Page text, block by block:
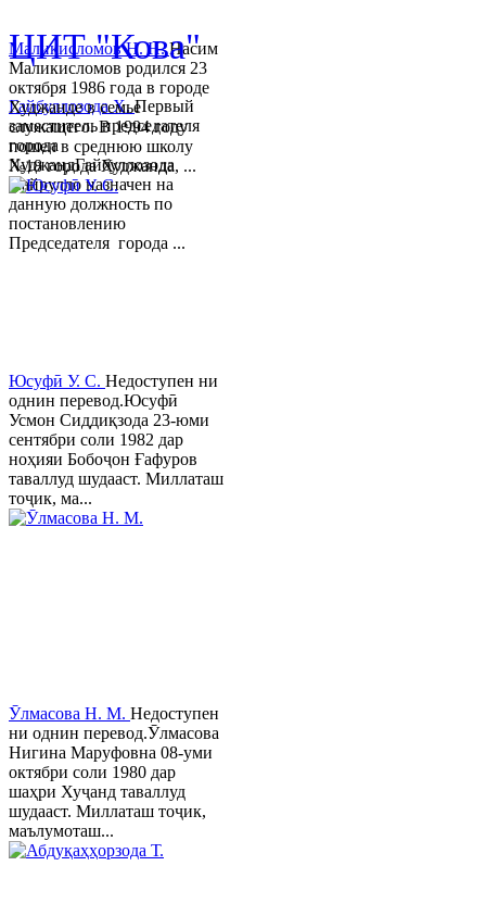
Гайбуллозода Х.Первый
заместитель председателя
города
ХуджандГайбуллозода
Хайрулло назначен на
данную должность по
постановлению
Председателя города ...
Маликисломов Н. Н.Насим
Маликисломов родился 23
октября 1986 года в городе
Худжанде в семье
служащего. В 1994 году
пошел в среднюю школу
№18 города Худжанда, ...
Юсуфӣ У. C. Недоступен ни
однин перевод.Юсуфӣ
Усмон Сиддиқзода 23-юми
сентябри соли 1982 дар
ноҳияи Бобоҷон Ғафуров
таваллуд шудааст. Миллаташ
тоҷик, ма...
Ӯлмасова Н. М. Недоступен
ни однин перевод.Ӯлмасова
Нигина Маруфовна 08-уми
октябри соли 1980 дар
шаҳри Хуҷанд таваллуд
шудааст. Миллаташ тоҷик,
маълумоташ...
ЦИТ "Кова"